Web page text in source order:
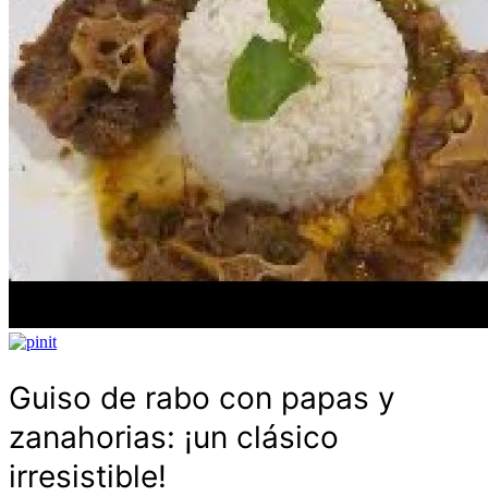
Guiso de rabo con papas y
zanahorias: ¡un clásico
irresistible!